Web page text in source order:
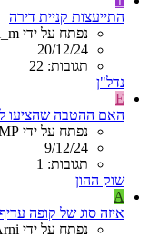
התייעצות קניית דירה
נפתח על ידי Tal_m
20/12/24
תגובות: 22
נדל"ן
E
האם ההטבה שהציעו לי
נפתח על ידי EMP
9/12/24
תגובות: 1
שוק ההון
A
איזה סוג של קופה
נפתח על ידי Arni